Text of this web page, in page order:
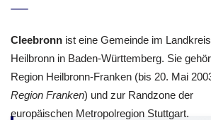
Cleebronn ist eine Gemeinde im Landkreis
Heilbronn in Baden-Württemberg. Sie
Region Heilbronn-Franken (bis 20. Mai
Region Franken) und zur Randzone der
europäischen Metropolregion Stuttgart.